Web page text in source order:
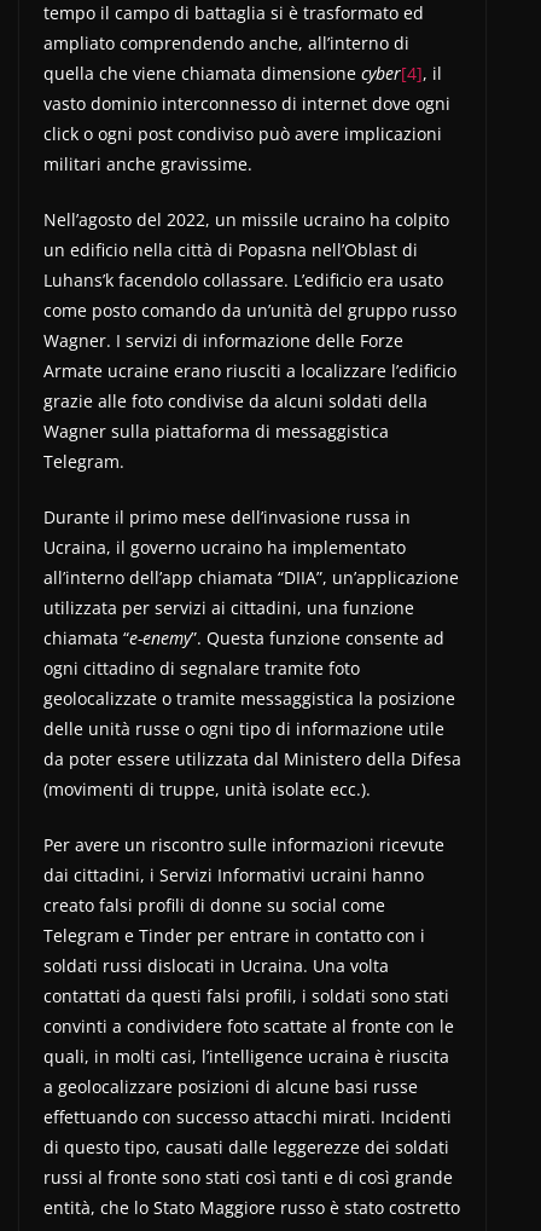
tempo il campo di battaglia si è trasformato ed
ampliato comprendendo anche, all’interno di
quella che viene chiamata dimensione cyber[4], il
vasto dominio interconnesso di internet dove ogni
click o ogni post condiviso può avere implicazioni
militari anche gravissime.
Nell’agosto del 2022, un missile ucraino ha colpito
un edificio nella città di Popasna nell’Oblast di
Luhans’k facendolo collassare. L’edificio era usato
come posto comando da un’unità del gruppo russo
Wagner. I servizi di informazione delle Forze
Armate ucraine erano riusciti a localizzare l’edificio
grazie alle foto condivise da alcuni soldati della
Wagner sulla piattaforma di messaggistica
Telegram.
Durante il primo mese dell’invasione russa in
Ucraina, il governo ucraino ha implementato
all’interno dell’app chiamata “DIIA”, un’applicazione
utilizzata per servizi ai cittadini, una funzione
chiamata “e-enemy”. Questa funzione consente ad
ogni cittadino di segnalare tramite foto
geolocalizzate o tramite messaggistica la posizione
delle unità russe o ogni tipo di informazione utile
da poter essere utilizzata dal Ministero della Difesa
(movimenti di truppe, unità isolate ecc.).
Per avere un riscontro sulle informazioni ricevute
dai cittadini, i Servizi Informativi ucraini hanno
creato falsi profili di donne su social come
Telegram e Tinder per entrare in contatto con i
soldati russi dislocati in Ucraina. Una volta
contattati da questi falsi profili, i soldati sono stati
convinti a condividere foto scattate al fronte con le
quali, in molti casi, l’intelligence ucraina è riuscita
a geolocalizzare posizioni di alcune basi russe
effettuando con successo attacchi mirati. Incidenti
di questo tipo, causati dalle leggerezze dei soldati
russi al fronte sono stati così tanti e di così grande
entità, che lo Stato Maggiore russo è stato costretto